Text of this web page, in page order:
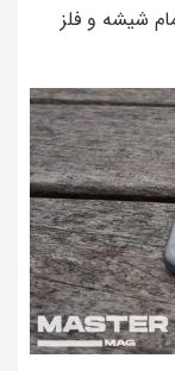
شیشه و فلز